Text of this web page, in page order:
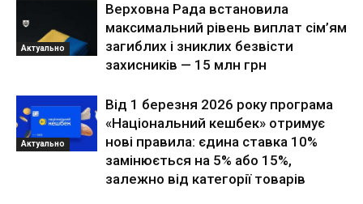
Актуально
Верховна Рада встановила
максимальний рівень виплат сім’ям
загиблих і зниклих безвісти
захисників — 15 млн грн
Актуально
Від 1 березня 2026 року програма
«Національний кешбек» отримує
нові правила: єдина ставка 10%
замінюється на 5% або 15%,
залежно від категорії товарів